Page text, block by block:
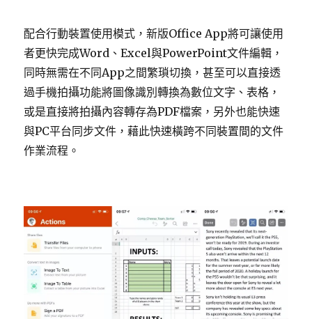
配合行動裝置使用模式，新版Office App將可讓使用
者更快完成Word、Excel與PowerPoint文件編輯，
同時無需在不同App之間繁瑣切換，甚至可以直接透
過手機拍攝功能將圖像識別轉換為數位文字、表格，
或是直接將拍攝內容轉存為PDF檔案，另外也能快速
與PC平台同步文件，藉此快速橫跨不同裝置間的文件
作業流程。